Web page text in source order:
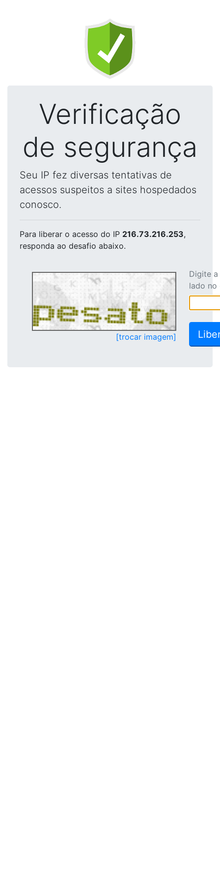
Verificação
de segurança
Seu IP fez diversas tentativas de
acessos suspeitos a sites hospedados
conosco.
Para liberar o acesso do IP 216.73.216.253,
responda ao desafio abaixo.
[trocar imagem]
Digite
lado no